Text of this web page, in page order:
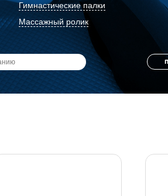
Гимнастические палки
Массажный ролик